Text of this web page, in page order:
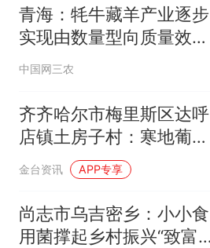
青海：牦牛藏羊产业逐步
实现由数量型向质量效益
型转变
中国网三农
齐齐哈尔市梅里斯区达呼
店镇土房子村：寒地葡萄
串起致富路
金台资讯 APP专享
尚志市乌吉密乡：小小食
用菌撑起乡村振兴“致富